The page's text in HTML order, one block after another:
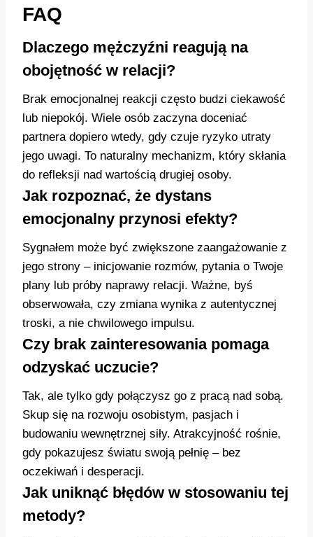
FAQ
Dlaczego mężczyźni reagują na
obojętność w relacji?
Brak emocjonalnej reakcji często budzi ciekawość
lub niepokój. Wiele osób zaczyna doceniać
partnera dopiero wtedy, gdy czuje ryzyko utraty
jego uwagi. To naturalny mechanizm, który skłania
do refleksji nad wartością drugiej osoby.
Jak rozpoznać, że dystans
emocjonalny przynosi efekty?
Sygnałem może być zwiększone zaangażowanie z
jego strony – inicjowanie rozmów, pytania o Twoje
plany lub próby naprawy relacji. Ważne, byś
obserwowała, czy zmiana wynika z autentycznej
troski, a nie chwilowego impulsu.
Czy brak zainteresowania pomaga
odzyskać uczucie?
Tak, ale tylko gdy połączysz go z pracą nad sobą.
Skup się na rozwoju osobistym, pasjach i
budowaniu wewnętrznej siły. Atrakcyjność rośnie,
gdy pokazujesz światu swoją pełnię – bez
oczekiwań i desperacji.
Jak uniknąć błędów w stosowaniu tej
metody?